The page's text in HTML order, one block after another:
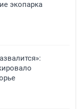
экопарка